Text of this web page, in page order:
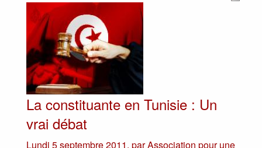
La constituante en Tunisie : Un
vrai débat
Lundi 5 septembre 2011, parAssociation pour une